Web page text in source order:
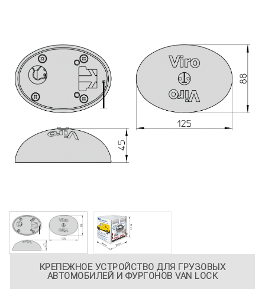
КРЕПЕЖНОЕ УСТРОЙСТВО ДЛЯ ГРУЗОВЫХ
АВТОМОБИЛЕЙ И ФУРГОНОВ VAN LOCK